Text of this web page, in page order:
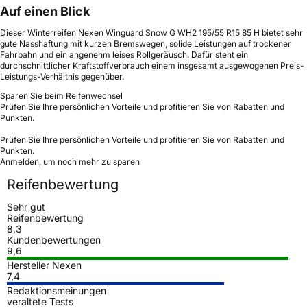
Auf einen Blick
Dieser Winterreifen Nexen Winguard Snow G WH2 195/55 R15 85 H bietet sehr
gute Nasshaftung mit kurzen Bremswegen, solide Leistungen auf trockener
Fahrbahn und ein angenehm leises Rollgeräusch. Dafür steht ein
durchschnittlicher Kraftstoffverbrauch einem insgesamt ausgewogenen Preis-
Leistungs-Verhältnis gegenüber.
Sparen Sie beim Reifenwechsel
Prüfen Sie Ihre persönlichen Vorteile und profitieren Sie von Rabatten und
Punkten.
Prüfen Sie Ihre persönlichen Vorteile und profitieren Sie von Rabatten und
Punkten.
Anmelden, um noch mehr zu sparen
Reifenbewertung
Sehr gut
Reifenbewertung
8,3
Kundenbewertungen
9,6
Hersteller Nexen
7,4
Redaktionsmeinungen
veraltete Tests